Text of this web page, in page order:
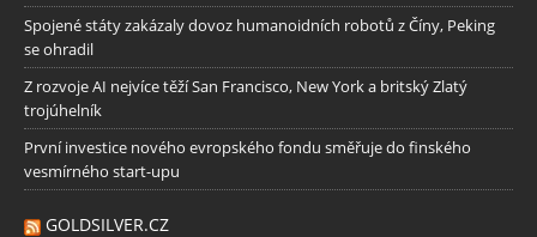
Spojené státy zakázaly dovoz humanoidních robotů z Číny, Peking
se ohradil
Z rozvoje AI nejvíce těží San Francisco, New York a britský Zlatý
trojúhelník
První investice nového evropského fondu směřuje do finského
vesmírného start-upu
GOLDSILVER.CZ